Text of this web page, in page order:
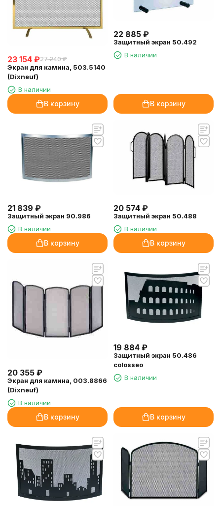
23 154 ₽27 240 ₽
Экран для камина, 503.5140
(Dixneuf)
В наличии
В корзину
22 885 ₽
Защитный экран 50.492
В наличии
В корзину
21 839 ₽
Защитный экран 90.986
В наличии
В корзину
20 574 ₽
Защитный экран 50.488
В наличии
В корзину
20 355 ₽
Экран для камина, 003.8866
(Dixneuf)
В наличии
В корзину
19 884 ₽
Защитный экран 50.486
colosseo
В наличии
В корзину